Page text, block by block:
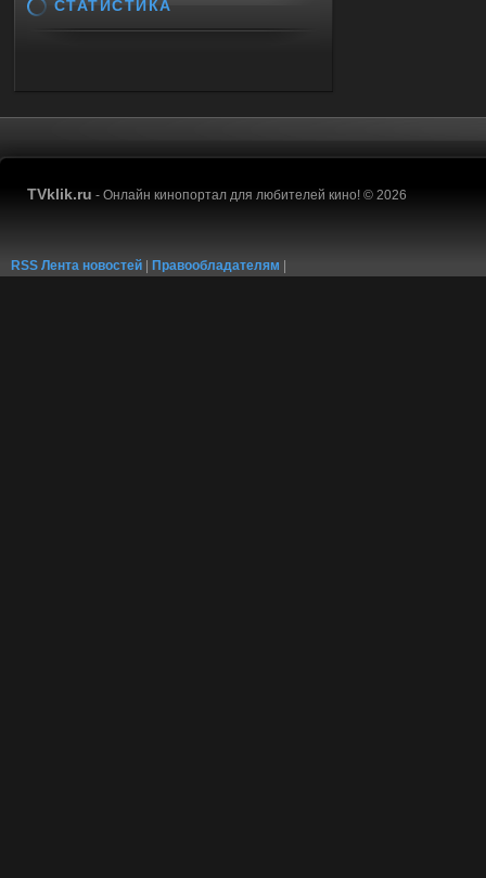
СТАТИСТИКА
TVklik.ru - Онлайн кинопортал для любителей кино! © 2026
RSS Лента новостей Правообладателям